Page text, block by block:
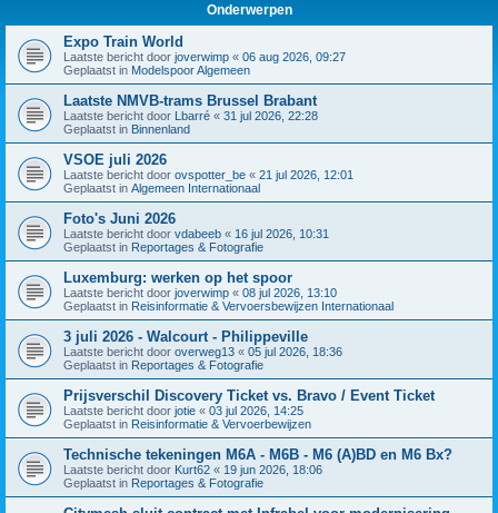
Onderwerpen
Expo Train World
Laatste bericht door joverwimp « 06 aug 2026, 09:27
Geplaatst in Modelspoor Algemeen
Laatste NMVB-trams Brussel Brabant
Laatste bericht door Lbarré « 31 jul 2026, 22:28
Geplaatst in Binnenland
VSOE juli 2026
Laatste bericht door ovspotter_be « 21 jul 2026, 12:01
Geplaatst in Algemeen Internationaal
Foto's Juni 2026
Laatste bericht door vdabeeb « 16 jul 2026, 10:31
Geplaatst in Reportages & Fotografie
Luxemburg: werken op het spoor
Laatste bericht door joverwimp « 08 jul 2026, 13:10
Geplaatst in Reisinformatie & Vervoersbewijzen Internationaal
3 juli 2026 - Walcourt - Philippeville
Laatste bericht door overweg13 « 05 jul 2026, 18:36
Geplaatst in Reportages & Fotografie
Prijsverschil Discovery Ticket vs. Bravo / Event Ticket
Laatste bericht door jotie « 03 jul 2026, 14:25
Geplaatst in Reisinformatie & Vervoerbewijzen
Technische tekeningen M6A - M6B - M6 (A)BD en M6 Bx?
Laatste bericht door Kurt62 « 19 jun 2026, 18:06
Geplaatst in Reportages & Fotografie